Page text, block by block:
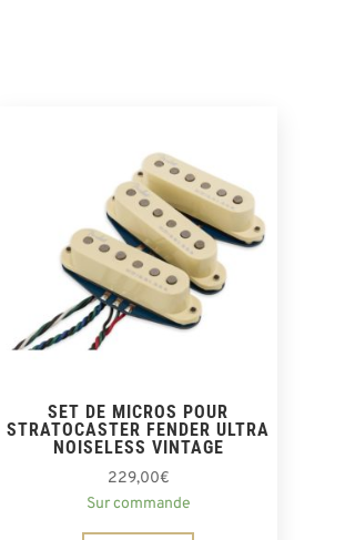
SET DE MICROS POUR
STRATOCASTER FENDER ULTRA
NOISELESS VINTAGE
229,00€
Sur commande